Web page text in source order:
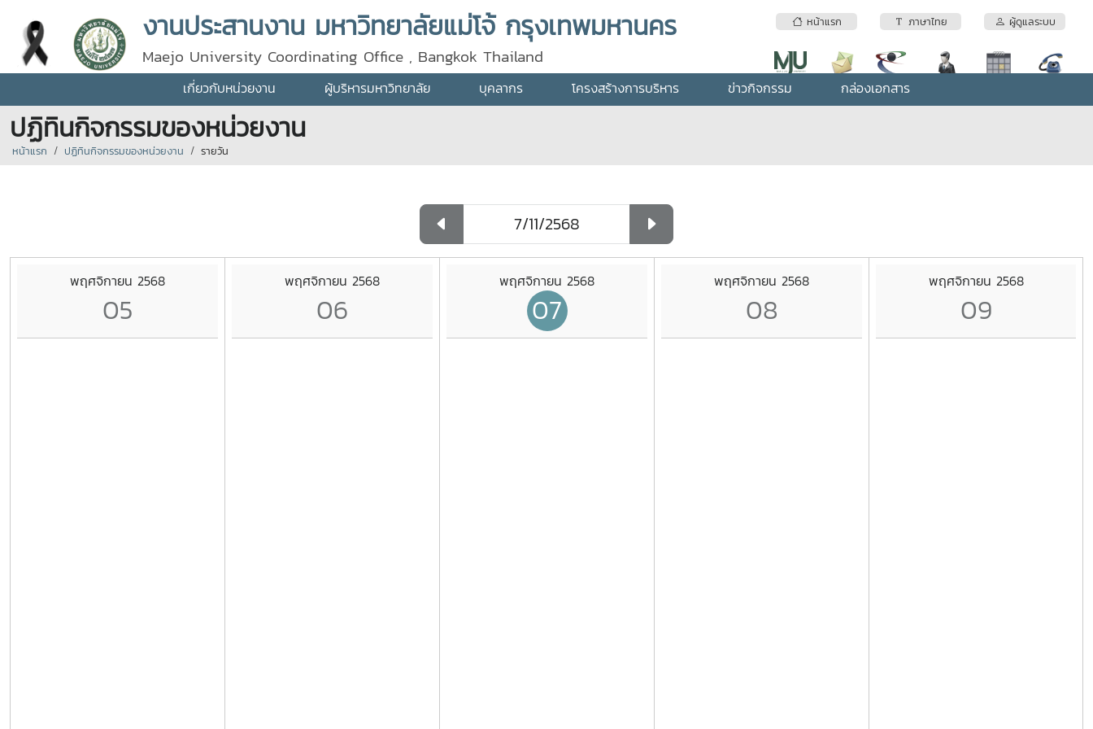
หน้าแรก ภาษาไทย ผู้ดูแลระบบ
งานประสานงาน มหาวิทยาลัยแม่โจ้ กรุงเทพมหานคร
Maejo University Coordinating Office , Bangkok Thailand
เกี่ยวกับหน่วยงาน ผู้บริหารมหาวิทยาลัย บุคลากร โครงสร้างการบริหาร ข่าวกิจกรรม กล่องเอกสาร
ปฏิทินกิจกรรมของหน่วยงาน
หน้าแรก ปฏิทินกิจกรรมของหน่วยงาน รายวัน
พฤศจิกายน 2568
05
พฤศจิกายน 2568
06
พฤศจิกายน 2568
07
พฤศจิกายน 2568
08
พฤศจิกายน 2568
09